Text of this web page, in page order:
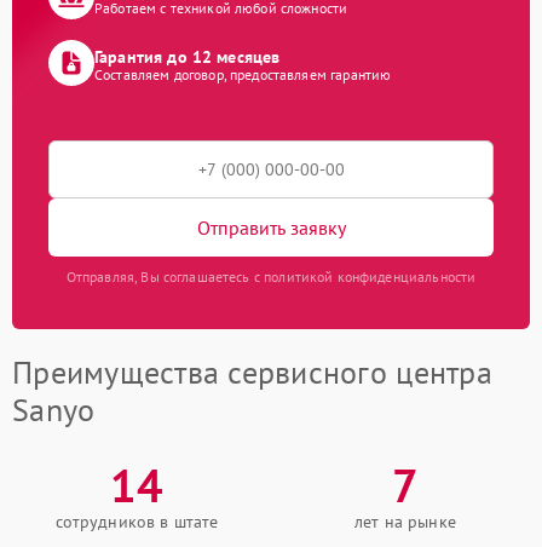
Работаем с техникой любой сложности
Гарантия до 12 месяцев
Составляем договор, предоставляем гарантию
Отправить заявку
Отправляя, Вы соглашаетесь с политикой конфиденциальности
Преимущества сервисного центра
Sanyo
14
сотрудников в штате
7
лет на рынке